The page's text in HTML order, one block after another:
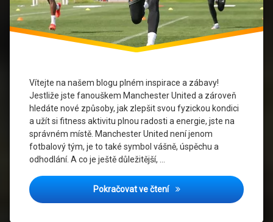
Vítejte na našem blogu plném inspirace a zábavy!
Jestliže jste fanouškem Manchester United a zároveň
hledáte nové způsoby, jak zlepšit svou fyzickou kondici
a užít si fitness aktivitu plnou radosti a energie, jste na
správném místě. Manchester United není jenom
fotbalový tým, je to také symbol vášně, úspěchu a
odhodlání. A co je ještě důležitější, …
Pokračovat ve čtení5 Zábavných Fitness
Sportovní
trénink